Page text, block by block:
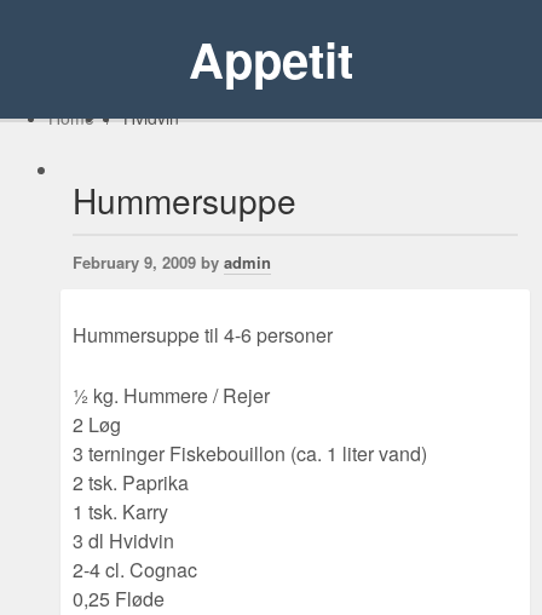
Appetit
Home / Hvidvin
Hummersuppe
February 9, 2009 by admin
Hummersuppe til 4-6 personer
½ kg. Hummere / Rejer
2 Løg
3 terninger Fiskebouillon (ca. 1 liter vand)
2 tsk. Paprika
1 tsk. Karry
3 dl Hvidvin
2-4 cl. Cognac
0,25 Fløde